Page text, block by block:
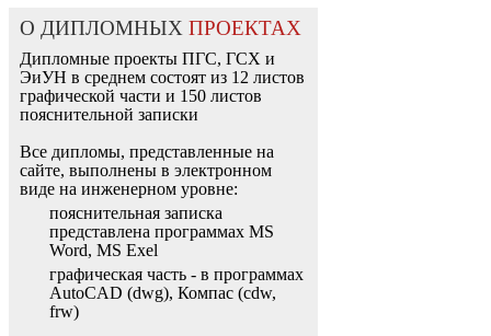
О ДИПЛОМНЫХ ПРОЕКТАХ
Дипломные проекты ПГС, ГСХ и
ЭиУН в среднем состоят из 12 листов
графической части и 150 листов
пояснительной записки
Все дипломы, представленные на
сайте, выполнены в электронном
виде на инженерном уровне:
пояснительная записка
представлена программах MS
Word, MS Exel
графическая часть - в программах
AutoCAD (dwg), Компас (cdw,
frw)